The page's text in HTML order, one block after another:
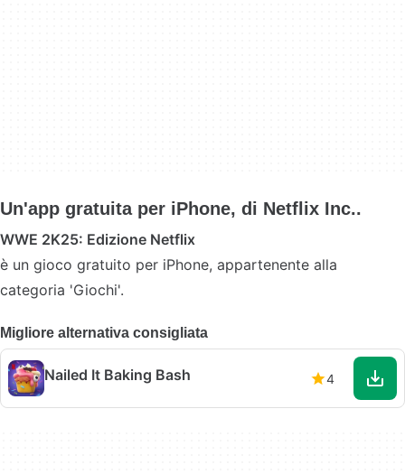
Un'app gratuita per iPhone, di Netflix Inc..
WWE 2K25: Edizione Netflix
è un gioco gratuito per iPhone, appartenente alla
categoria 'Giochi'.
Migliore alternativa consigliata
Nailed It Baking Bash 4